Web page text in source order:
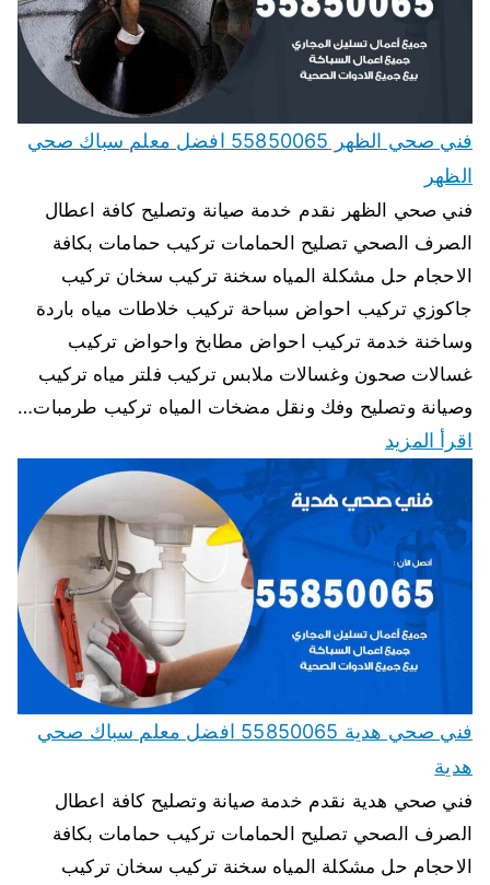
فني صحي الظهر 55850065 افضل معلم سباك صحي
الظهر
فني صحي الظهر نقدم خدمة صيانة وتصليح كافة اعطال
الصرف الصحي تصليح الحمامات تركيب حمامات بكافة
الاحجام حل مشكلة المياه سخنة تركيب سخان تركيب
جاكوزي تركيب احواض سباحة تركيب خلاطات مياه باردة
وساخنة خدمة تركيب احواض مطابخ واحواض تركيب
غسالات صحون وغسالات ملابس تركيب فلتر مياه تركيب
وصيانة وتصليح وفك ونقل مضخات المياه تركيب طرمبات…
اقرأ المزيد
فني صحي هدية 55850065 افضل معلم سباك صحي
هدية
فني صحي هدية نقدم خدمة صيانة وتصليح كافة اعطال
الصرف الصحي تصليح الحمامات تركيب حمامات بكافة
الاحجام حل مشكلة المياه سخنة تركيب سخان تركيب